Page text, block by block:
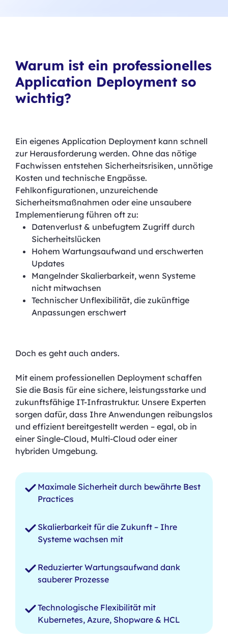
Warum ist ein professionelles
Application Deployment so
wichtig?
Ein eigenes Application Deployment kann schnell
zur Herausforderung werden. Ohne das nötige
Fachwissen entstehen Sicherheitsrisiken, unnötige
Kosten und technische Engpässe.
Fehlkonfigurationen, unzureichende
Sicherheitsmaßnahmen oder eine unsaubere
Implementierung führen oft zu:
Datenverlust & unbefugtem Zugriff durch
Sicherheitslücken
Hohem Wartungsaufwand und erschwerten
Updates
Mangelnder Skalierbarkeit, wenn Systeme
nicht mitwachsen
Technischer Unflexibilität, die zukünftige
Anpassungen erschwert
Doch es geht auch anders.
Mit einem professionellen Deployment schaffen
Sie die Basis für eine sichere, leistungsstarke und
zukunftsfähige IT-Infrastruktur. Unsere Experten
sorgen dafür, dass Ihre Anwendungen reibungslos
und effizient bereitgestellt werden – egal, ob in
einer Single-Cloud, Multi-Cloud oder einer
hybriden Umgebung.
Maximale Sicherheit durch bewährte Best
Practices
Skalierbarkeit für die Zukunft – Ihre
Systeme wachsen mit
Reduzierter Wartungsaufwand dank
sauberer Prozesse
Technologische Flexibilität mit
Kubernetes, Azure, Shopware & HCL